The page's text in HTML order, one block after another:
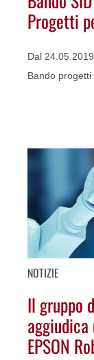
Progetti
Dal
Bando
NOTIZIE
Il gruppo
EPSON